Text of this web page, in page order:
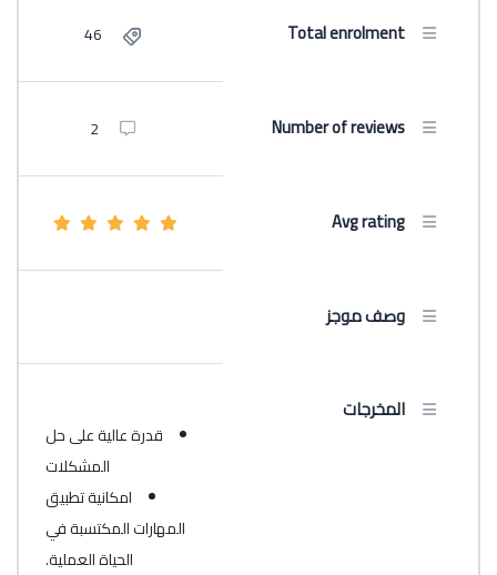
Total enrolment
Number of reviews
2
Avg rating
وصف موجز
المخرجات
قدرة عالية على حل
المشكلات
امكانية تطبيق
المهارات المكتسبة في
الحياة العملية.